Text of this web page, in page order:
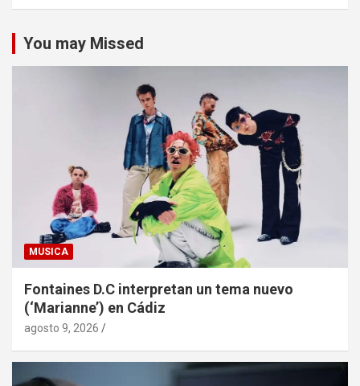
You may Missed
MUSICA
Fontaines D.C interpretan un tema nuevo
(‘Marianne’) en Cádiz
agosto 9, 2026